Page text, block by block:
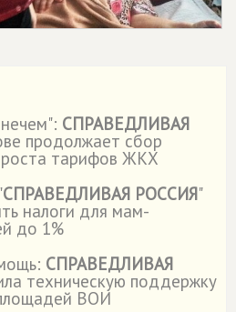
СПРАВЕДЛИВАЯ
продолжает сбор
роста тарифов ЖКХ
СПРАВЕДЛИВАЯ РОССИЯ"
налоги для мам-
до 1%
СПРАВЕДЛИВАЯ
техническую поддержку
ВОИ